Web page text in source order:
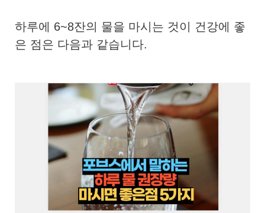
하루에 6~8잔의 물을 마시는 것이 건강에 좋
은 점은 다음과 같습니다.